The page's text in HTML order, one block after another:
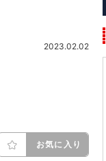
2023.02.02
お気に入り